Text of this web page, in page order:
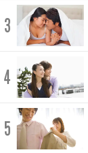
3
4
5